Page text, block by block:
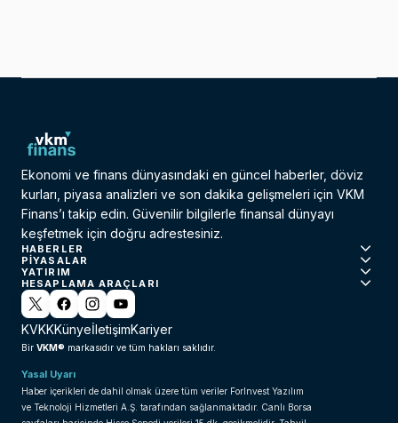
Ekonomi ve finans dünyasındaki en güncel haberler, döviz
kurları, piyasa analizleri ve son dakika gelişmeleri için VKM
Finans’ı takip edin. Güvenilir bilgilerle finansal dünyayı
keşfetmek için doğru adrestesiniz.
HABERLER
PIYASALAR
YATIRIM
HESAPLAMA ARAÇLARI
KVKKKünyeİletişimKariyer
Bir VKM® markasıdır ve tüm hakları saklıdır.
Yasal Uyarı
Haber içerikleri de dahil olmak üzere tüm veriler ForInvest Yazılım
ve Teknoloji Hizmetleri A.Ş. tarafından sağlanmaktadır. Canlı Borsa